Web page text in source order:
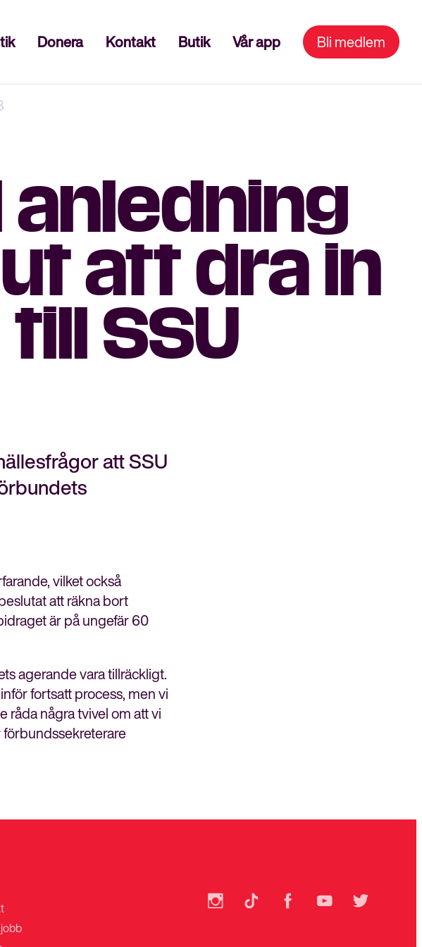
Donera Kontakt Butik Vår app Bli medlem
att dra in
SSU
att SSU
vilket också
att räkna bort
är på ungefär 60
agerande vara tillräckligt.
fortsatt process, men vi
råda några tvivel om att vi
SSU
SSU
SSU